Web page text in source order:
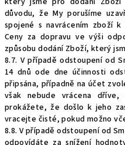
důvodu, že My porušíme
spojené s navrácením zboží
Ceny za dopravu ve výši
způsobu dodání Zboží, který
8.7. V případě odstoupení od
14 dnů ode dne účinnosti
připsána, případně na účet
však nebude vrácena
prokážete, že došlo k jeho
vracejte čisté, pokud možno
8.8. V případě odstoupení od
odpovídáte za snížení